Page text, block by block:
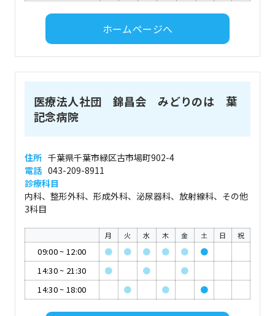
ホームページへ
医療法人社団 錦昌会 みどりのは 葉
記念病院
住所 千葉県千葉市緑区古市場町902-4
電話 043-209-8911
診療科目
内科、整形外科、形成外科、泌尿器科、放射線科、その他
3科目
月 火 水 木 金 土 日 祝
09:00~ 12:00 ● ● ● ● ●
●
14:30~ 21:30 ● ●
●
14:30~ 18:00 ● ● ●